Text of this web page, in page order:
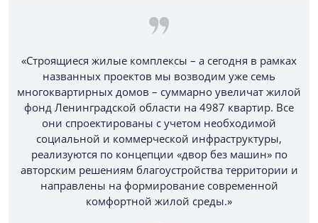
«Строящиеся жилые комплексы – а сегодня в рамках
названных проектов мы возводим уже семь
многоквартирных домов – суммарно увеличат жилой
фонд Ленинградской области на 4987 квартир. Все
они спроектированы с учетом необходимой
социальной и коммерческой инфраструктуры,
реализуются по концепции «двор без машин» по
авторским решениям благоустройства территории и
направлены на формирование современной
комфортной жилой среды.»